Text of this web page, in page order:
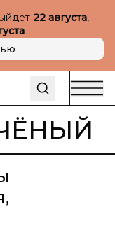
22 августа,